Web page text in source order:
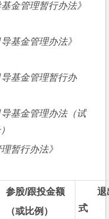
金管理暂行办法》
基金管理办法》
导基金管理暂行办
导基金管理办法（试
暂行办法》
参股/跟投金额
（或比例）
退
式